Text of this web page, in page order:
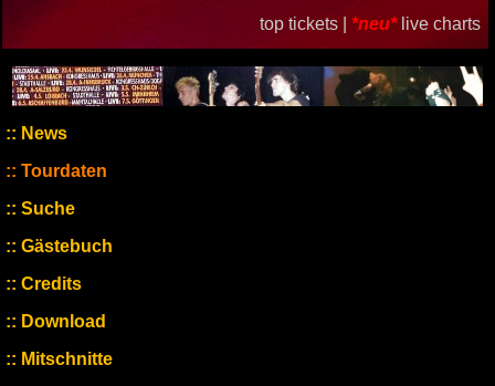
top tickets | *neu* live charts
News
Tourdaten
Suche
Gästebuch
Credits
Download
Mitschnitte